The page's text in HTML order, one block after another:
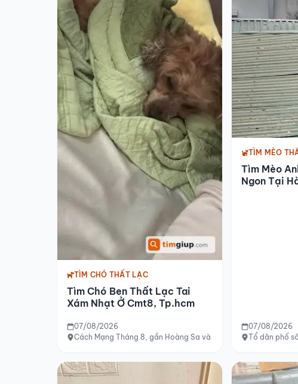
TÌM CHÓ THẤT LẠC
Tìm Chó Ben Thất Lạc Tai
Xám Nhạt Ở Cmt8, Tp.hcm
07/08/2026
Cách Mạng Tháng 8, gần Hoàng Sa và Trường Sa, TP.HCM
TÌM MÈO
Tìm Mèo
Ngon Tại
07/08/2026
Tổ dân phố